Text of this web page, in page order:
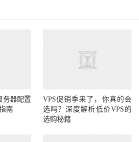
务器配置
南
VPS促销季来了，你真的会
选吗？深度解析低价VPS的
选购秘籍